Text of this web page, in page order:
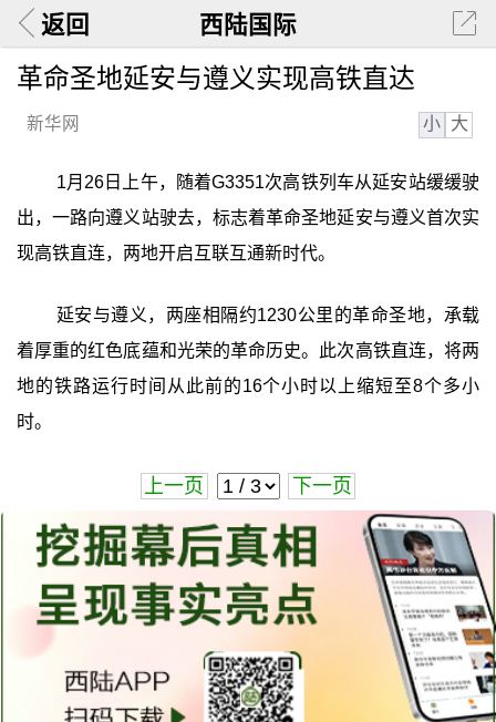
返回 西陆国际
革命圣地延安与遵义实现高铁直达
新华网 小 大
1月26日上午，随着G3351次高铁列车从延安站缓缓驶
出，一路向遵义站驶去，标志着革命圣地延安与遵义首次实
现高铁直连，两地开启互联互通新时代。
延安与遵义，两座相隔约1230公里的革命圣地，承载
着厚重的红色底蕴和光荣的革命历史。此次高铁直连，将两
地的铁路运行时间从此前的16个小时以上缩短至8个多小
时。
上一页 下一页